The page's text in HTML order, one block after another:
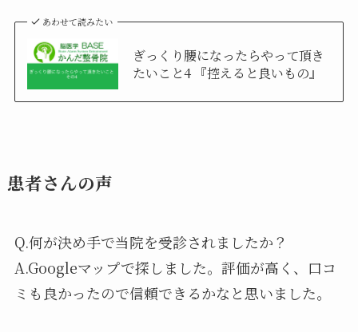
あわせて読みたい
ぎっくり腰になったらやって頂き
たいこと4 『控えると良いもの』
患者さんの声
Q.何が決め手で当院を受診されましたか？
A.Googleマップで探しました。評価が高く、口コ
ミも良かったので信頼できるかなと思いました。